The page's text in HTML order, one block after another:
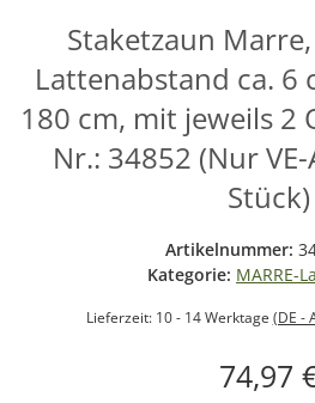
Staketzaun
Lattenabstand ca. 6
180 cm, mit jeweils 2
Nr.: 34852 (Nur
Stück)
Artikelnummer:
Kategorie: MARRE-
Lieferzeit: 10 - 14 Werktage (DE -
74,97